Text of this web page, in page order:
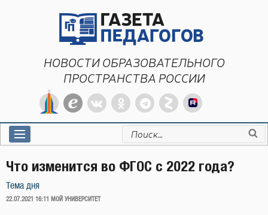
НОВОСТИ ОБРАЗОВАТЕЛЬНОГО
ПРОСТРАНСТВА РОССИИ
Искать:
Что изменится во ФГОС с 2022 года?
Тема дня
ОПУБЛИКОВАНО
22.07.2021 16:11 МОЙ УНИВЕРСИТЕТ